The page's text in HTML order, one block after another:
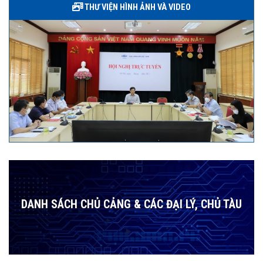
THƯ VIỆN HÌNH ẢNH VÀ VIDEO
DANH SÁCH CHỦ CẢNG & CÁC ĐẠI LÝ, CHỦ TÀU